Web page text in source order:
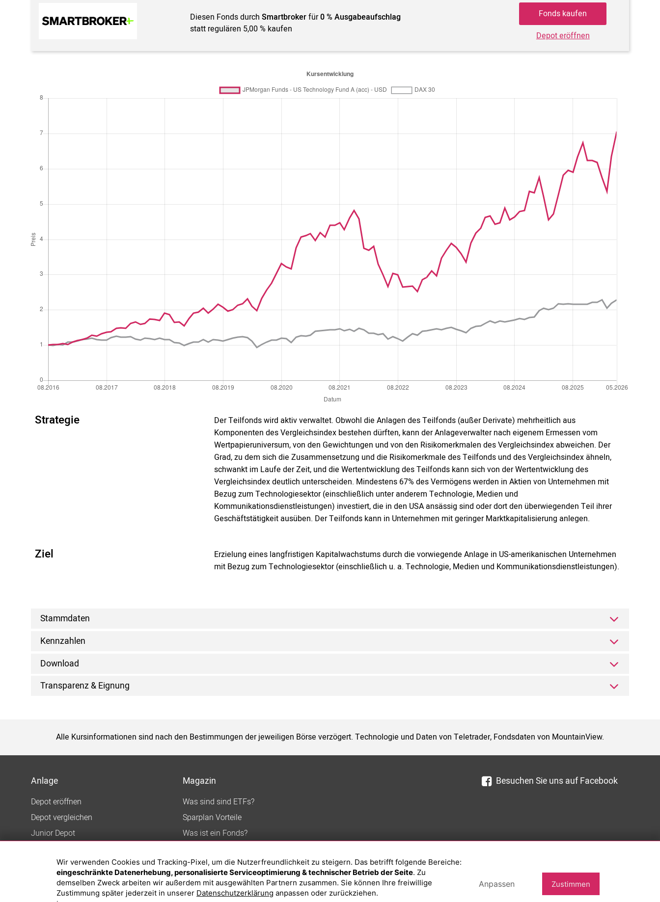
Diesen Fonds durchSmartbrokerfür0 % Ausgabeaufschlag
statt regulären 5,00 % kaufen
Fonds kaufen
Depot eröffnen
Strategie
Der Teilfonds wird aktiv verwaltet. Obwohl die Anlagen des Teilfonds (außer Derivate) mehrheitlich aus
Komponenten des Vergleichsindex bestehen dürften, kann der Anlageverwalter nach eigenem Ermessen vom
Wertpapieruniversum, von den Gewichtungen und von den Risikomerkmalen des Vergleichsindex abweichen. Der
Grad, zu dem sich die Zusammensetzung und die Risikomerkmale des Teilfonds und des Vergleichsindex ähneln,
schwankt im Laufe der Zeit, und die Wertentwicklung des Teilfonds kann sich von der Wertentwicklung des
Vergleichsindex deutlich unterscheiden. Mindestens 67% des Vermögens werden in Aktien von Unternehmen mit
Bezug zum Technologiesektor (einschließlich unter anderem Technologie, Medien und
Kommunikationsdienstleistungen) investiert, die in den USA ansässig sind oder dort den überwiegenden Teil ihrer
Geschäftstätigkeit ausüben. Der Teilfonds kann in Unternehmen mit geringer Marktkapitalisierung anlegen.
Ziel
Erzielung eines langfristigen Kapitalwachstums durch die vorwiegende Anlage in US-amerikanischen Unternehmen
mit Bezug zum Technologiesektor (einschließlich u. a. Technologie, Medien und Kommunikationsdienstleistungen).
Stammdaten
Kennzahlen
Download
Transparenz & Eignung
Alle Kursinformationen sind nach den Bestimmungen der jeweiligen Börse verzögert. Technologie und Daten von Teletrader, Fondsdaten von MountainView.
Anlage
Depot eröffnen
Depot vergleichen
Junior Depot
Top-Fonds
Fonds-Suche
Magazin
Was sind sind ETFs?
Sparplan Vorteile
Was ist ein Fonds?
Besuchen Sie uns auf Facebook
Wir verwenden Cookies und Tracking-Pixel, um die Nutzerfreundlichkeit zu steigern. Das betrifft folgende Bereiche:
eingeschränkte Datenerhebung, personalisierte Serviceoptimierung & technischer Betrieb der Seite. Zu
demselben Zweck arbeiten wir außerdem mit ausgewählten Partnern zusammen. Sie können Ihre freiwillige
Zustimmung später jederzeit in unserer Datenschutzerklärung anpassen oder zurückziehen.
Anpassen Zustimmen